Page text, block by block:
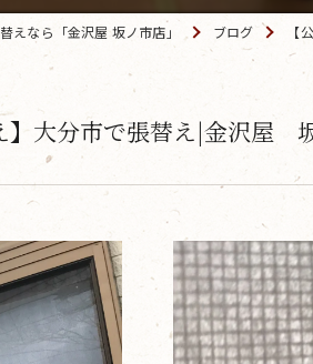
えなら「金沢屋 坂ノ市店」 ブログ 【
】大分市で張替え|金沢屋